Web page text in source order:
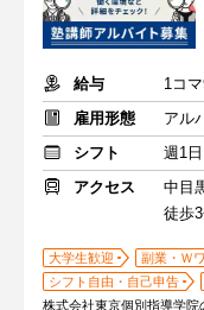
給与
1コ
雇用形態
アル
シフト
週1
アクセス
中目
徒歩
大学生歓迎 副業・Ｗ
シフト自由・自己申告
株式会社東京個別指導学院